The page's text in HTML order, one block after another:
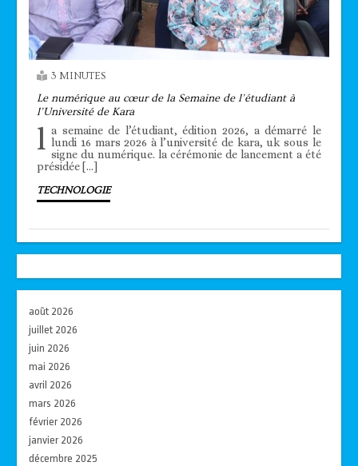
3 MINUTES
Le numérique au cœur de la Semaine de l’étudiant à
l’Université de Kara
l a semaine de l’étudiant, édition 2026, a démarré le
lundi 16 mars 2026 à l’université de kara, uk sous le
signe du numérique. la cérémonie de lancement a été
présidée […]
TECHNOLOGIE
août 2026
juillet 2026
juin 2026
mai 2026
avril 2026
mars 2026
février 2026
janvier 2026
décembre 2025